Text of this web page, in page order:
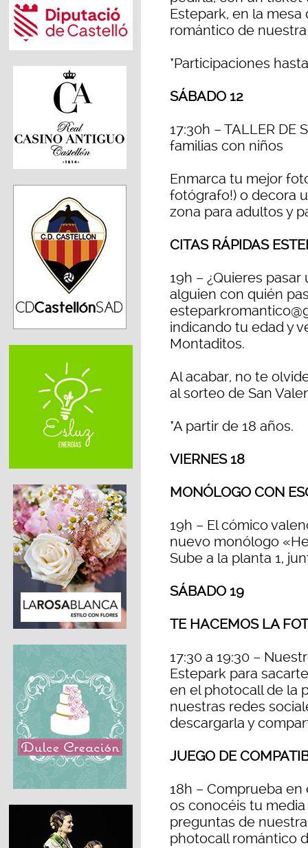
Estepark, en la
romántico de
*Participaciones
SÁBADO 12
17:30h – TALLER DE
familias con niños
Enmarca tu mejor
fotógrafo!) o decora
zona para adultos y
CITAS RÁPIDAS
19h – ¿Quieres
alguien con quién
indicando tu edad y
Montaditos.
Al acabar, no te
al sorteo de San
*A partir de 18 años.
VIERNES 18
MONÓLOGO CON
19h – El cómico
nuevo monólogo
Sube a la planta 1,
SÁBADO 19
TE HACEMOS LA
17:30 a 19:30 –
Estepark para
en el photocall de la
nuestras redes
descargarla y
JUEGO DE
18h – Comprueba
os conocéis tu
preguntas de
photocall romántico